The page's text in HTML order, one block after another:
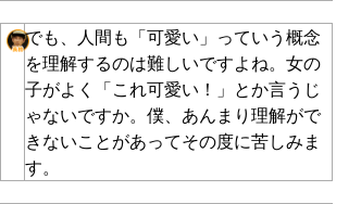
でも、人間も「可愛い」っていう概念
を理解するのは難しいですよね。女の
子がよく「これ可愛い！」とか言うじ
ゃないですか。僕、あんまり理解がで
きないことがあってその度に苦しみま
す。